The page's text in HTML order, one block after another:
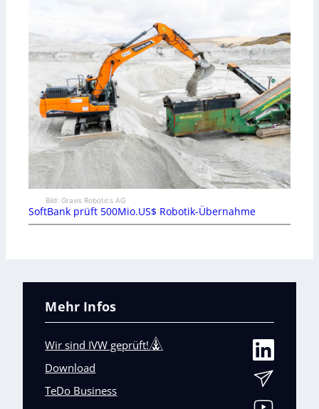
Bild: Gravis Robotics AG
SoftBank prüft 500Mio.US$ Robotik-Übernahme
Mehr Infos
Wir sind IVW geprüft!
Download
TeDo Business